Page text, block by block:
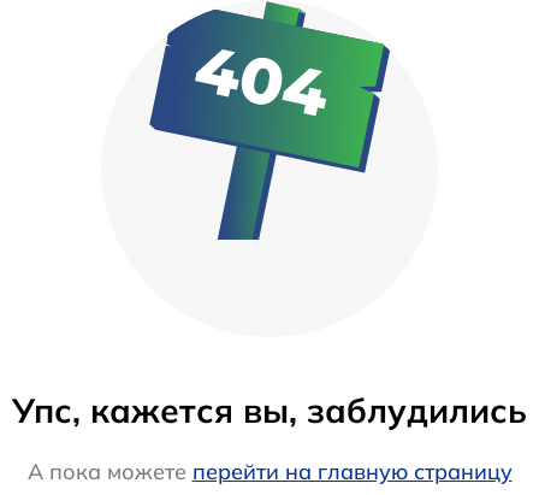
Упс, кажется вы, заблудились
А пока можете перейти на главную страницу